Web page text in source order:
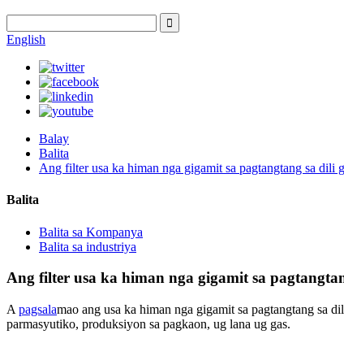
English
Balay
Balita
Ang filter usa ka himan nga gigamit sa pagtangtang sa
Balita
Balita sa Kompanya
Balita sa industriya
Ang filter usa ka himan nga gigamit sa
A pagsalamao ang usa ka himan nga gigamit sa pagtangtang sa
parmasyutiko, produksiyon sa pagkaon, ug lana ug gas.